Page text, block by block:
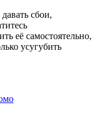
сбои,
её самостоятельно,
усугубить